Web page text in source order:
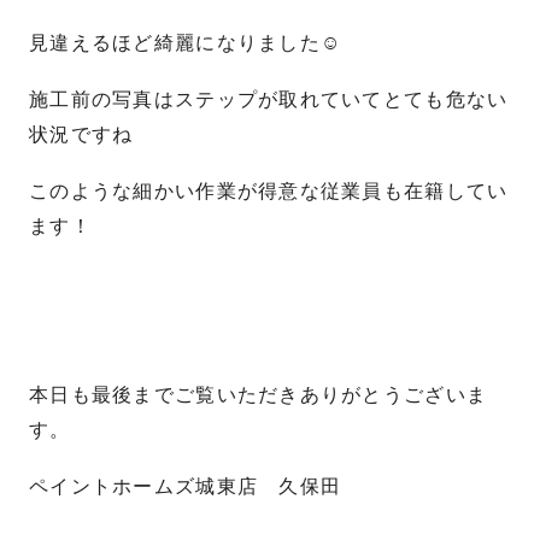
見違えるほど綺麗になりました☺
施工前の写真はステップが取れていてとても危ない
状況ですね
このような細かい作業が得意な従業員も在籍してい
ます！
本日も最後までご覧いただきありがとうございま
す。
ペイントホームズ城東店 久保田